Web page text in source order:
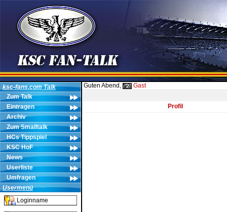
ksc-fans.com Talk
Zum Talk
Eintragen
Archiv
Zum Smalltalk
HCs Tippspiel
KSC HoF
News
Userliste
Umfragen
Usermenü
Guten Abend, Gast
Profil